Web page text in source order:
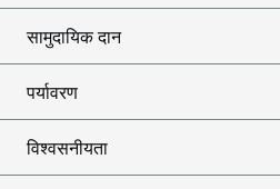
सामुदायिक दान
पर्यावरण
विश्वसनीयता